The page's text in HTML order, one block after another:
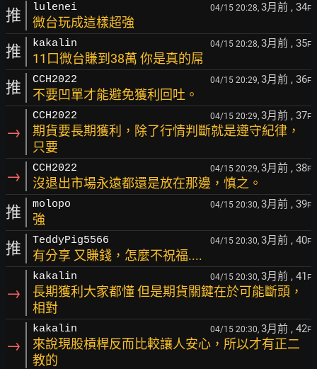
推 lulenei 04/15 20:28, 3月前 , 34F
微台玩成這樣超強
推 kakalin 04/15 20:28, 3月前 , 35F
11口微台賺到38萬 你是真的屌
推 CCH2022 04/15 20:29, 3月前 , 36F
不要凹單才能避免獲利回吐。
→
CCH2022 04/15 20:29, 3月前 , 37F
期貨要長期獲利，除了行情判斷就是遵守紀律，
只要
→ CCH2022 04/15 20:29, 3月前 , 38F
沒退出市場永遠都還是放在那邊，慎之。
推 molopo 04/15 20:30, 3月前 , 39F
強
推 TeddyPig5566 04/15 20:30, 3月前 , 40F
有分享 又賺錢，怎麼不祝福....
→
kakalin 04/15 20:30, 3月前 , 41 F
長期獲利大家都懂 但是期貨關鍵在於可能斷頭，
相對
→
kakalin 04/15 20:30, 3月前 , 42F
來說現股槓桿反而比較讓人安心，所以才有正二
教的